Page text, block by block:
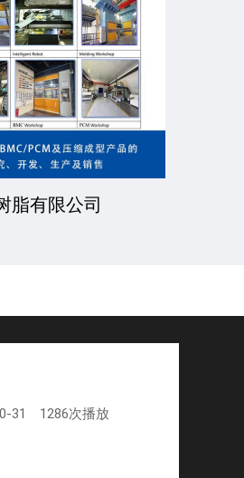
脂有限公司
31 1286次播放